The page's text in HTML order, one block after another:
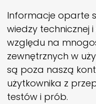
Informacje oparte
wiedzy technicznej
względu na
zewnętrznych w
są poza naszą
użytkownika z
testów i prób.